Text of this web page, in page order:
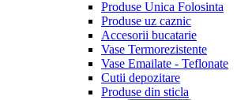
Produse Unica Folosinta
Produse uz caznic
Accesorii bucatarie
Vase Termorezistente
Vase Emailate - Teflonate
Cutii depozitare
Produse din sticla